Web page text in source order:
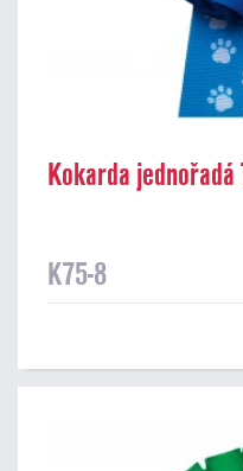
Kokarda
K75-8